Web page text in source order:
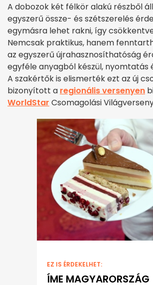
A dobozok két félkör alakú részből
egyszerű össze- és szétszerelés
egymásra lehet rakni, így
Nemcsak praktikus, hanem
az egyszerű újrahasznosíthatóság
egyféle anyagból készül, nyomtatás
A szakértők is elismerték ezt az új
bizonyított a regionálisversenyen
WorldStar Csomagolási
EZ IS ÉRDEKELHET:
ÍME MAGYARORSZÁG